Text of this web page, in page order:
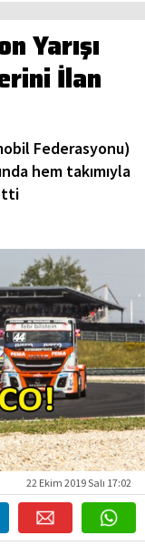
Yarışı
İlan
Federasyonu)
hem takımıyla
22 Ekim 2019 Salı 17:02